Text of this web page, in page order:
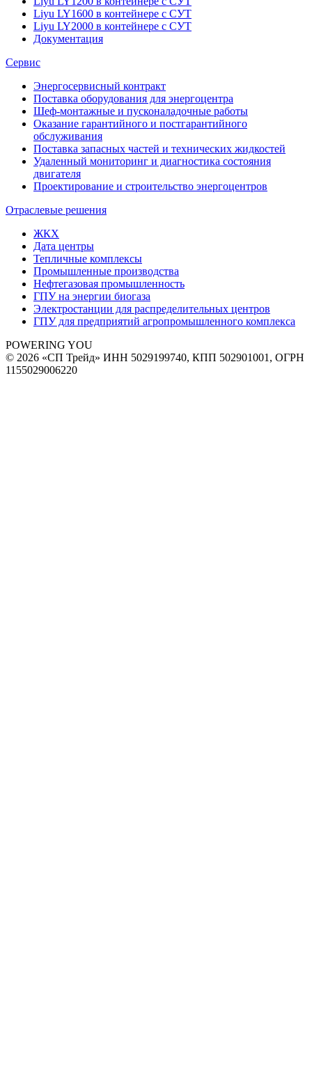
Liyu LY1600 в контейнере с СУТ
Liyu LY2000 в контейнере с СУТ
Документация
Сервис
Энергосервисный контракт
Поставка оборудования для энергоцентра
Шеф-монтажные и пусконаладочные работы
Оказание гарантийного и постгарантийного
обслуживания
Поставка запасных частей и технических жидкостей
Удаленный мониторинг и диагностика состояния
двигателя
Проектирование и строительство энергоцентров
Отраслевые решения
ЖКХ
Дата центры
Тепличные комплексы
Промышленные производства
Нефтегазовая промышленность
ГПУ на энергии биогаза
Электростанции для распределительных центров
ГПУ для предприятий агропромышленного комплекса
POWERING YOU
© 2026 «СП Трейд» ИНН 5029199740, КПП 502901001, ОГРН
1155029006220